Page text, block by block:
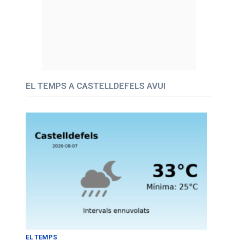
EL TEMPS A CASTELLDEFELS AVUI
EL TEMPS